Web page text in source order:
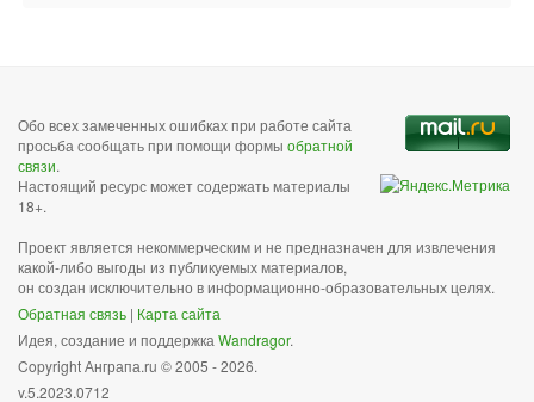
Обо всех замеченных ошибках при работе сайта
просьба сообщать при помощи формы обратной
связи.
Настоящий ресурс может содержать материалы
18+.
Проект является некоммерческим и не предназначен для извлечения
какой-либо выгоды из публикуемых материалов,
он создан исключительно в информационно-образовательных целях.
Обратная связь | Карта сайта
Идея, создание и поддержка Wandragor.
Copyright Анграпа.ru © 2005 - 2026.
v.5.2023.0712